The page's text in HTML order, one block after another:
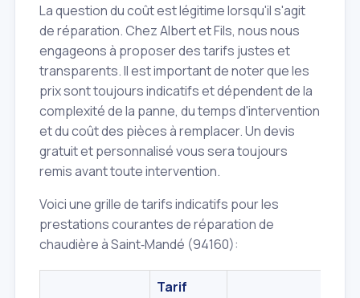
La question du coût est légitime lorsqu'il s'agit
de réparation. Chez Albert et Fils, nous nous
engageons à proposer des tarifs justes et
transparents. Il est important de noter que les
prix sont toujours indicatifs et dépendent de la
complexité de la panne, du temps d'intervention
et du coût des pièces à remplacer. Un devis
gratuit et personnalisé vous sera toujours
remis avant toute intervention.
Voici une grille de tarifs indicatifs pour les
prestations courantes de réparation de
chaudière à Saint‑Mandé (94160):
Tarif